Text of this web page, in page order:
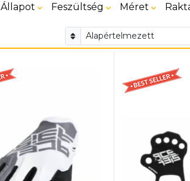
Állapot Feszültség Méret